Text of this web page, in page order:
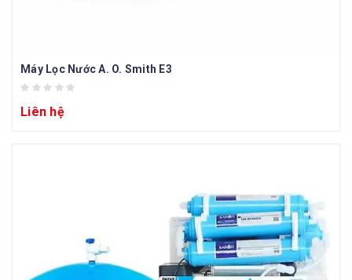
Máy Lọc Nước A. O. Smith E3
Liên hệ